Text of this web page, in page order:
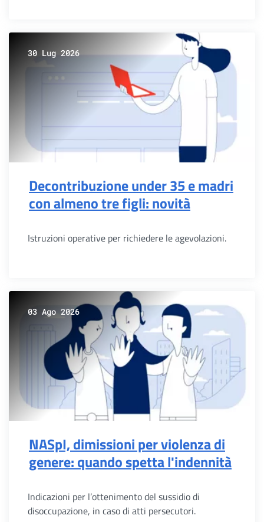
30 Lug 2026
Decontribuzione under 35 e madri
con almeno tre figli: novità
Istruzioni operative per richiedere le agevolazioni.
03 Ago 2026
NASpI, dimissioni per violenza di
genere: quando spetta l'indennità
Indicazioni per l’ottenimento del sussidio di
disoccupazione, in caso di atti persecutori.